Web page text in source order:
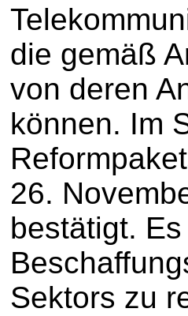
die gemäß
von deren
können. Im
26.
bestätigt.
Sektors zu